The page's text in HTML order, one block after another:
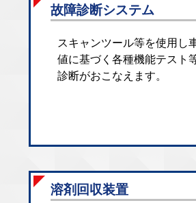
故障診断システム
スキャンツール等を使用し
値に基づく各種機能テスト
診断がおこなえます。
溶剤回収装置